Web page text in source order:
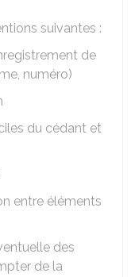
suivantes :
de
numéro)
du cédant et
entre éléments
des
de la